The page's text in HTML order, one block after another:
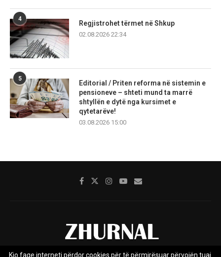
4
Regjistrohet tërmet në Shkup
02.08.2026 22:34
5
Editorial / Priten reforma në sistemin e
pensioneve – shteti mund ta marrë
shtyllën e dytë nga kursimet e
qytetarëve!
03.08.2026 15:00
Kjo faqe interneti përdor cookies për të përmirësuar përvojën tuaj.